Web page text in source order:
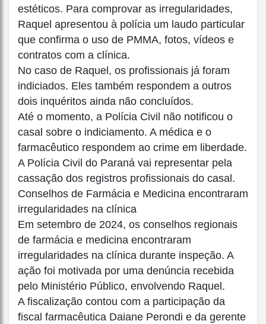
estéticos. Para comprovar as irregularidades,
Raquel apresentou à polícia um laudo particular
que confirma o uso de PMMA, fotos, vídeos e
contratos com a clínica.
No caso de Raquel, os profissionais já foram
indiciados. Eles também respondem a outros
dois inquéritos ainda não concluídos.
Até o momento, a Polícia Civil não notificou o
casal sobre o indiciamento. A médica e o
farmacêutico respondem ao crime em liberdade.
A Polícia Civil do Paraná vai representar pela
cassação dos registros profissionais do casal.
Conselhos de Farmácia e Medicina encontraram
irregularidades na clínica
Em setembro de 2024, os conselhos regionais
de farmácia e medicina encontraram
irregularidades na clínica durante inspeção. A
ação foi motivada por uma denúncia recebida
pelo Ministério Público, envolvendo Raquel.
A fiscalização contou com a participação da
fiscal farmacêutica Daiane Perondi e da gerente